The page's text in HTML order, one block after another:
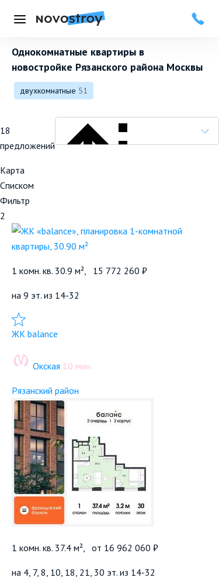
Меню
Однокомнатные квартиры в
новостройке Рязанского района Москвы
двухкомнатные 51
18
предложений
Карта
Списком
Фильтр
2
1 комн. кв. 30.9 м², 15 772 260 ₽
на 9 эт. из 14-32
Добавить в избранное
ЖК balance
Окская 10 мин.
Рязанский район
1 комн. кв. 37.4 м², от 16 962 060 ₽
на 4, 7, 8, 10, 18, 21, 30 эт. из 14-32